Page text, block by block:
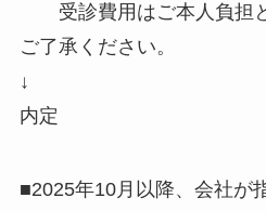
受診費用はご本人負担
ご了承ください。
↓
内定
■2025年10月以降、会社が